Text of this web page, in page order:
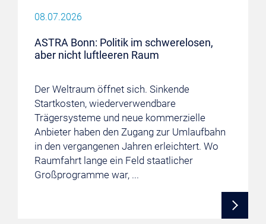
08.07.2026
ASTRA Bonn: Politik im schwerelosen,
aber nicht luftleeren Raum
Der Weltraum öffnet sich. Sinkende
Startkosten, wiederverwendbare
Trägersysteme und neue kommerzielle
Anbieter haben den Zugang zur Umlaufbahn
in den vergangenen Jahren erleichtert. Wo
Raumfahrt lange ein Feld staatlicher
Großprogramme war, ...